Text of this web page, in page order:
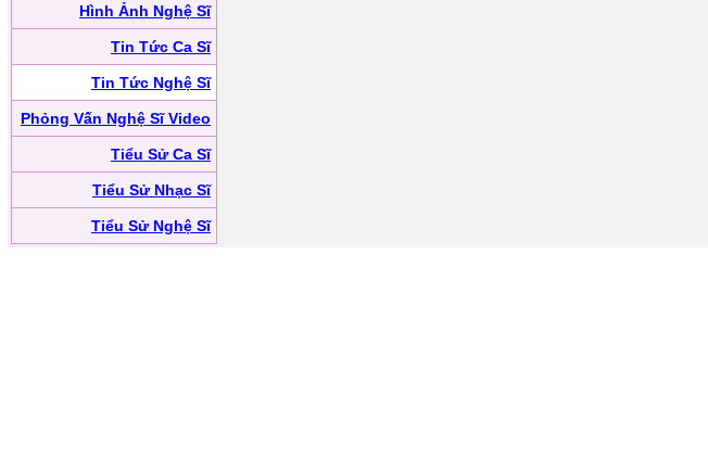
Hình Ảnh Nghệ Sĩ
Tin Tức Ca Sĩ
Tin Tức Nghệ Sĩ
Phỏng Vấn Nghệ Sĩ Video
Tiểu Sử Ca Sĩ
Tiểu Sử Nhạc Sĩ
Tiểu Sử Nghệ Sĩ